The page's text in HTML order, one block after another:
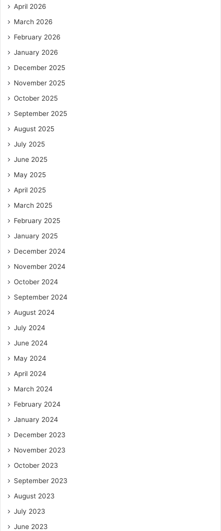
April 2026
March 2026
February 2026
January 2026
December 2025
November 2025
October 2025
September 2025
August 2025
July 2025
June 2025
May 2025
April 2025
March 2025
February 2025
January 2025
December 2024
November 2024
October 2024
September 2024
August 2024
July 2024
June 2024
May 2024
April 2024
March 2024
February 2024
January 2024
December 2023
November 2023
October 2023
September 2023
August 2023
July 2023
June 2023